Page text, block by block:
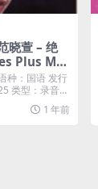
晓萱 – 绝
Plus M4
种：国语 发行
类型：录音室
1 年前